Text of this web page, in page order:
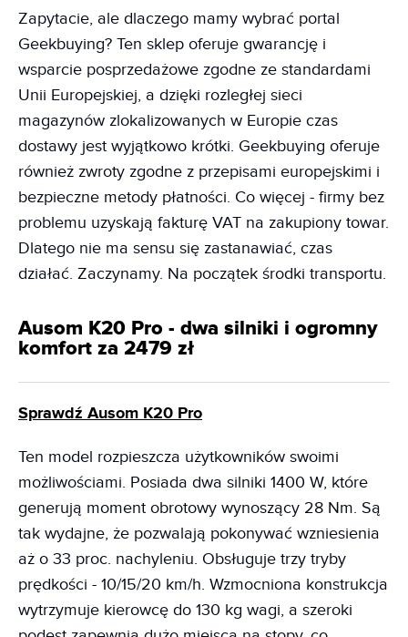
Zapytacie, ale dlaczego mamy wybrać portal
Geekbuying? Ten sklep oferuje gwarancję i
wsparcie posprzedażowe zgodne ze standardami
Unii Europejskiej, a dzięki rozległej sieci
magazynów zlokalizowanych w Europie czas
dostawy jest wyjątkowo krótki. Geekbuying oferuje
również zwroty zgodne z przepisami europejskimi i
bezpieczne metody płatności. Co więcej - firmy bez
problemu uzyskają fakturę VAT na zakupiony towar.
Dlatego nie ma sensu się zastanawiać, czas
działać. Zaczynamy. Na początek środki transportu.
Ausom K20 Pro - dwa silniki i ogromny
komfort za 2479 zł
Sprawdź Ausom K20 Pro
Ten model rozpieszcza użytkowników swoimi
możliwościami. Posiada dwa silniki 1400 W, które
generują moment obrotowy wynoszący 28 Nm. Są
tak wydajne, że pozwalają pokonywać wzniesienia
aż o 33 proc. nachyleniu. Obsługuje trzy tryby
prędkości - 10/15/20 km/h. Wzmocniona konstrukcja
wytrzymuje kierowcę do 130 kg wagi, a szeroki